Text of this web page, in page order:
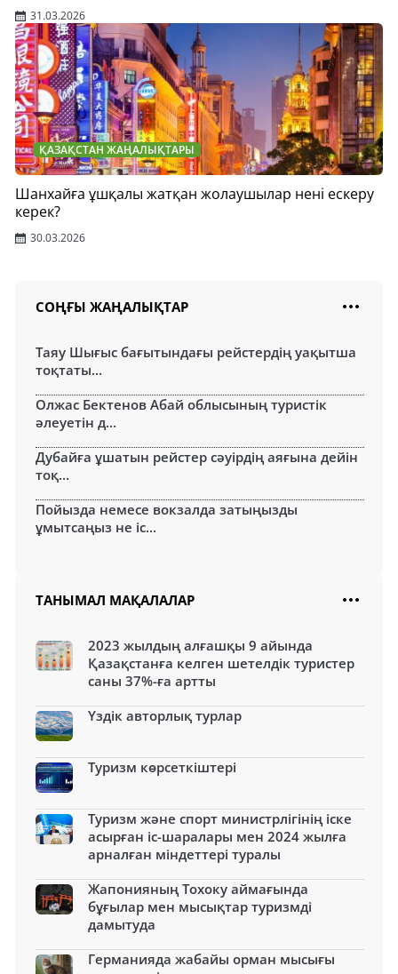
31.03.2026
ҚАЗАҚСТАН ЖАҢАЛЫҚТАРЫ
Шанхайға ұшқалы жатқан жолаушылар нені ескеру
керек?
30.03.2026
СОҢҒЫ ЖАҢАЛЫҚТАР
Таяу Шығыс бағытындағы рейстердің уақытша
тоқтаты...
Олжас Бектенов Абай облысының туристік
әлеуетін д...
Дубайға ұшатын рейстер сәуірдің аяғына дейін
тоқ...
Пойызда немесе вокзалда затыңызды
ұмытсаңыз не іс...
ТАНЫМАЛ МАҚАЛАЛАР
2023 жылдың алғашқы 9 айында
Қазақстанға келген шетелдік туристер
саны 37%-ға артты
Үздік авторлық турлар
Туризм көрсеткіштері
Туризм және спорт министрлігінің іске
асырған іс-шаралары мен 2024 жылға
арналған міндеттері туралы
Жапонияның Тохоку аймағында
бұғылар мен мысықтар туризмді
дамытуда
Германияда жабайы орман мысығы